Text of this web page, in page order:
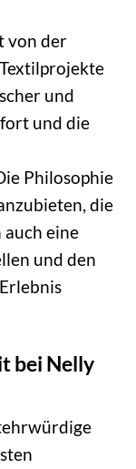
von der
und
und die
Philosophie
die
eine
und den
bei Nelly